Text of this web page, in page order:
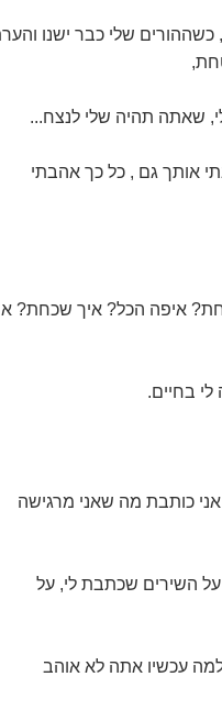
שלי כבר ישנו
שאתה תהיה שלי לנצח...
אותך גם , כל כך אהבתי
איפה הכל? איך שכחת?
בחיים.
כותבת מה שאני מרגישה
על השירים שכתבת לי, על
עכשיו אתה לא אוהב